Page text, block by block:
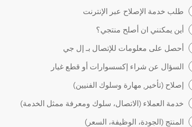
طلب خدمة الإصلاح عبر الإنترنت
أين يمكنني ان أصلح منتجي؟
أحصل على معلومات للإتصال بـ إل جي
السؤال عن شراء إكسسوارات أو قطع غيار
إصلاح (تأخير, مهارة وسلوك الفنيين)
خدمة العملاء (الاتصال، سلوك ومعرفة ممثل الخدمة)
المنتج (الجودة، الوظيفة، السعر)